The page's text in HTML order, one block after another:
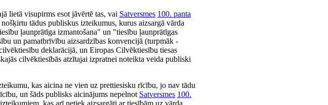
lietā visupirms esot jāvērtē tas, vai Satversmes 100. panta
tādus publiskus izteikumus, kurus aizsargā vārda
ļaunprātīga izmantošana" un "tiesību ļaunprātīgas
un pamatbrīvību aizsardzības konvencijā (turpmāk -
deklarācijā, un Eiropas Cilvēktiesību tiesas
cilvēktiesībās atzītajai izpratnei noteikta veida publiski
kas aicina ne vien uz prettiesisku rīcību, jo nav tādu
un šāds publisks aicinājums nepelnot Satversmes 100.
kas arī netiek aizsargāti ar tiesībām uz vārda